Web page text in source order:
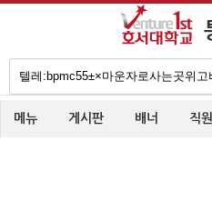
메뉴 게시판 배너 직원